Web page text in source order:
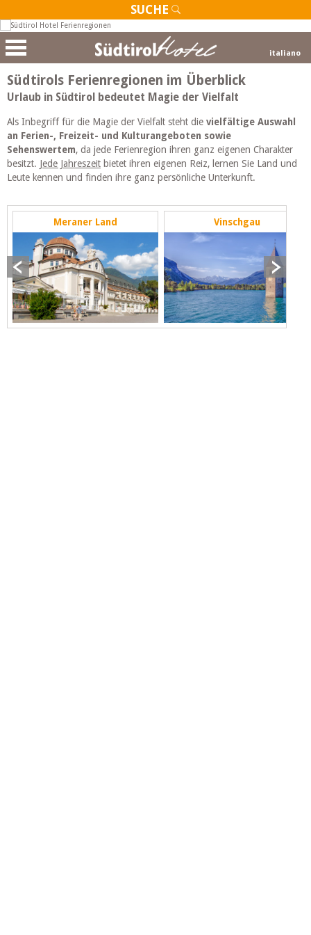
SUCHE
italiano
Südtirols Ferienregionen im Überblick
Urlaub in Südtirol bedeutet Magie der Vielfalt
Als Inbegriff für die Magie der Vielfalt steht die vielfältige Auswahl
an Ferien-, Freizeit- und Kulturangeboten sowie
Sehenswertem, da jede Ferienregion ihren ganz eigenen Charakter
besitzt. Jede Jahreszeit bietet ihren eigenen Reiz, lernen Sie Land und
Leute kennen und finden ihre ganz persönliche Unterkunft.
Meraner Land Vinschgau